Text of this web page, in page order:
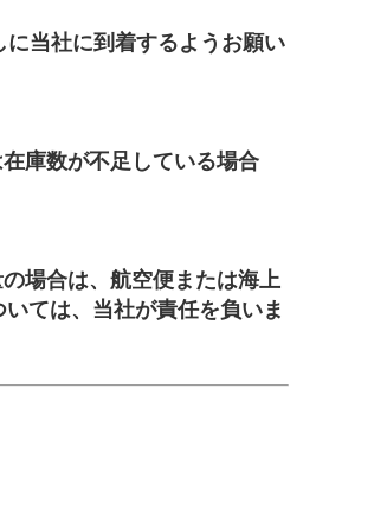
当社に到着するようお願い
庫数が不足している場合
場合は、航空便または海上
ては、当社が責任を負いま